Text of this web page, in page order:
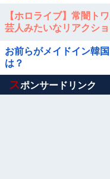
【ホロライブ】常闇ト
芸人みたいなリアクシ
お前らがメイドイン韓
は？
Powered by livedoor 相互
スポンサードリンク